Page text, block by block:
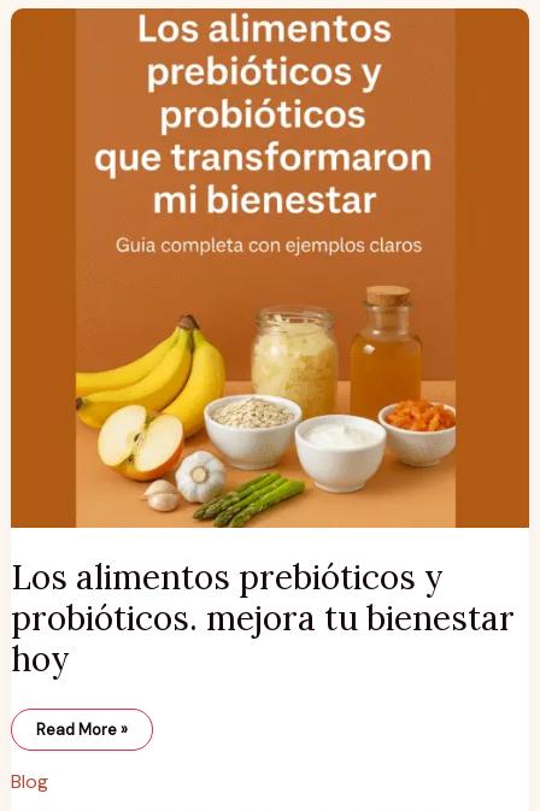
Los alimentos prebióticos y
probióticos. mejora tu bienestar
hoy
Los
Read More »
Blog